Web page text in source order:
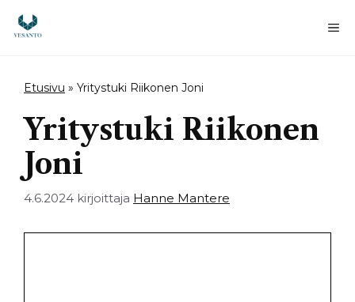
sisältöön
Etusivu » Yritystuki Riikonen Joni
Yritystuki Riikonen
Joni
4.6.2024 kirjoittaja Hanne Mantere